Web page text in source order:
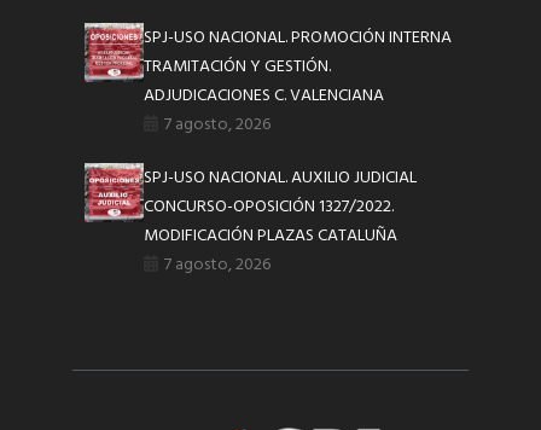
SPJ-USO NACIONAL. PROMOCIÓN INTERNA
TRAMITACIÓN Y GESTIÓN.
ADJUDICACIONES C. VALENCIANA
7 agosto, 2026
SPJ-USO NACIONAL. AUXILIO JUDICIAL
CONCURSO-OPOSICIÓN 1327/2022.
MODIFICACIÓN PLAZAS CATALUÑA
7 agosto, 2026